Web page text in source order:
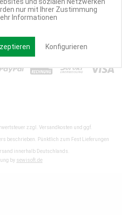
zzgl. Versandkosten und ggf.
beschrieben. Pünktlich zum Fest Lieferungen
innerhalb Deutschlands.
by sewisoft.de
nur mit Ihrer Zustimmung
Informationen
Konfigurieren